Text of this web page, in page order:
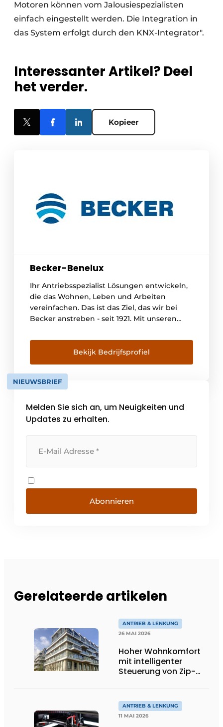
Motoren können vom Jalousiespezialisten
einfach eingestellt werden. Die Integration in
das System erfolgt durch den KNX-Integrator".
Interessanter Artikel? Deel
het verder.
Kopieer
Becker-Benelux
Ihr Antriebsspezialist Lösungen entwickeln,
die das Wohnen, Leben und Arbeiten
vereinfachen. Das ist das Ziel, das wir bei
Becker anstreben - seit 1921. Mit unseren
Jalousien und andere Anwendungen bieten
wir Menschen auf der ganzen Welt mehr
Komfort, Sicherheit und Energieeffizienz. Es
gibt bereits [...]
Bekijk Bedrijfsprofiel
NIEUWSBRIEF
Melden Sie sich an, um Neuigkeiten und
Updates zu erhalten.
Abonnieren
Gerelateerde artikelen
ANTRIEB & LENKUNG
26 MAI 2026
Hoher Wohnkomfort
mit intelligenter
Steuerung von Zip-
ANTRIEB & LENKUNG
11 MAI 2026